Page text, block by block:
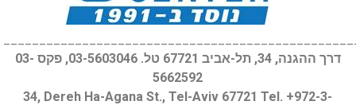
דרך ההגנה, 34, תל-אביב 67721 טל. 03-5603046, פקס 03-
5662592
34, Dereh Ha-Agana St., Tel-Aviv 67721 Tel. +972-3-
Уменьшить
remove_circle_outline Уменьшить шрифт
add_circle_outline Увеличить шрифт